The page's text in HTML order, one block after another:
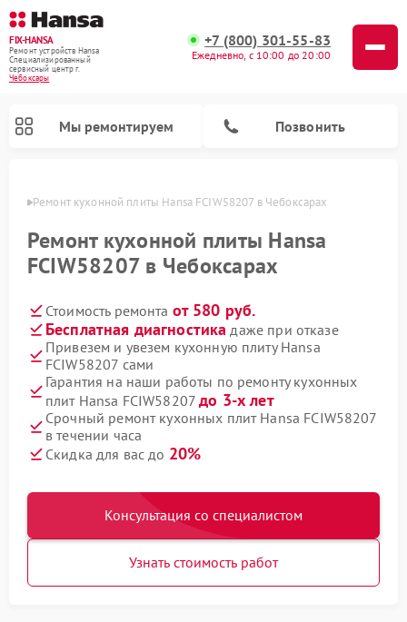
FIX-HANSA
Ремонт устройств Hansa
Специализированный
cервисный центр г.
Чебоксары
+7 (800) 301-55-83
Ежедневно, с 10:00 до 20:00
Мы ремонтируем Позвонить
Ремонт кухонной плиты Hansa FCIW58207 в Чебоксарах
Ремонт кухонной плиты Hansa
FCIW58207 в Чебоксарах
Стоимость ремонта от 580 руб.
Бесплатная диагностика даже при отказе
Привезем и увезем кухонную плиту Hansa
FCIW58207 сами
Гарантия на наши работы по ремонту кухонных
плит Hansa FCIW58207до 3-х лет
Срочный ремонт кухонных плит Hansa FCIW58207
в течении часа
Скидка для вас до 20%
Консультация со специалистом
Узнать стоимость работ